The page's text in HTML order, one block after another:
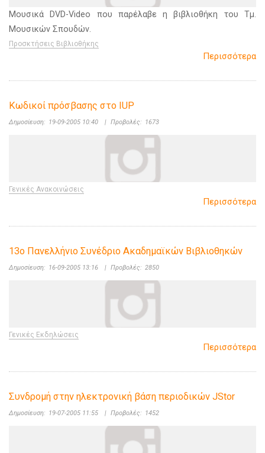
Μουσικά DVD-Video που παρέλαβε η βιβλιοθήκη του Τμ.
Μουσικών Σπουδών.
Προσκτήσεις Βιβλιοθήκης
Περισσότερα
Κωδικοί πρόσβασης στο IUP
Δημοσίευση: 19-09-2005 10:40 | Προβολές: 1673
Γενικές Ανακοινώσεις
Περισσότερα
13o Πανελλήνιο Συνέδριο Ακαδημαϊκών Βιβλιοθηκών
Δημοσίευση: 16-09-2005 13:16 | Προβολές: 2850
Γενικές Εκδηλώσεις
Περισσότερα
Συνδρομή στην ηλεκτρονική βάση περιοδικών JStor
Δημοσίευση: 19-07-2005 11:55 | Προβολές: 1452